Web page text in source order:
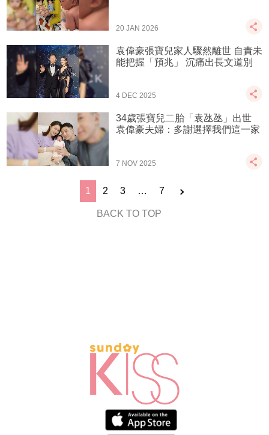
20 JAN 2026
袁偉豪張寶兒家人驟然離世 自責未
能把握「預兆」 沉痛出長文道別
4 DEC 2025
34歲張寶兒二胎「袁氹氹」出世
袁偉豪夫婦：多謝選擇我們這一家
7 NOV 2025
1 2 3 … 7
BACK TO TOP